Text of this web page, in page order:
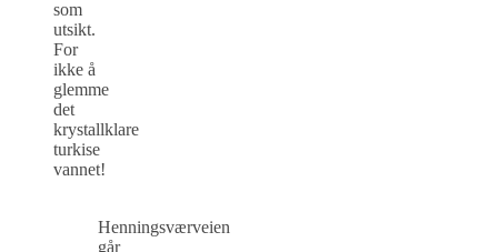
som
utsikt.
For
ikke å
glemme
det
krystallklare
turkise
vannet!
Henningsværveien
går